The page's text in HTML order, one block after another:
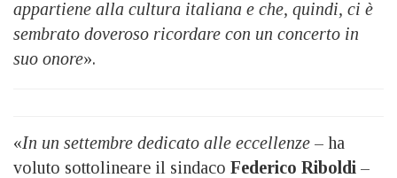
appartiene alla cultura italiana e che, quindi, ci è
sembrato doveroso ricordare con un concerto in
suo onore».
«In un settembre dedicato alle eccellenze – ha
voluto sottolineare il sindaco Federico Riboldi –